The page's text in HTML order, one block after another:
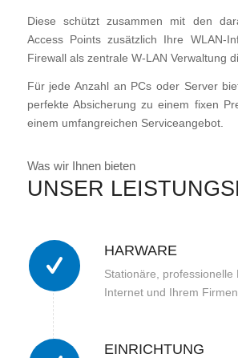
Diese schützt zusammen mit den
Access Points zusätzlich Ihre WLAN-
Firewall als zentrale W-LAN Verwaltung
Für jede Anzahl an PCs oder Server
perfekte Absicherung zu einem fixen
einem umfangreichen Serviceangebot.
Was wir Ihnen bieten
UNSER
HARWARE
Stationäre, professionelle
Internet und Ihrem
EINRICHTUNG